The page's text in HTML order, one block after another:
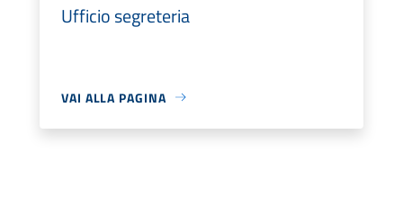
Ufficio segreteria
VAI ALLA PAGINA